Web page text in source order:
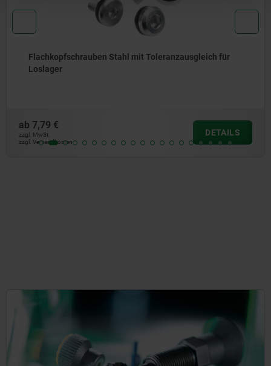
Stahl mit Toleranzausgleich für
zzgl. MwSt.
zzgl. Versandkosten